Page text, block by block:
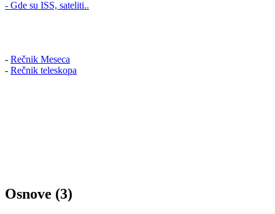
- Gde su ISS, sateliti..
- Rečnik Meseca
- Rečnik teleskopa
Osnove (3)